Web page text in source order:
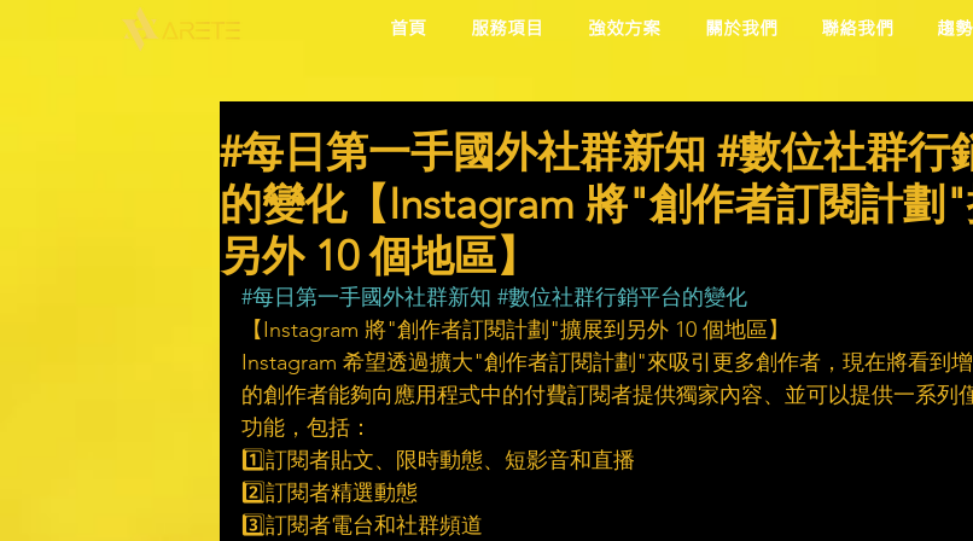
首頁 服務項目 強效方案 關於我們 聯絡我們 趨
#每日第一手國外社群新知 #數位社群行
的變化【Instagram 將"創作者訂閱計劃"
另外 10 個地區】
#每日第一手國外社群新知 #數位社群行銷平台的變化
【Instagram 將"創作者訂閱計劃"擴展到另外 10 個地區】
Instagram 希望透過擴大"創作者訂閱計劃"來吸引更多創作者，現在將看到
的創作者能夠向應用程式中的付費訂閱者提供獨家內容、並可以提供一系列
功能，包括：
1️⃣訂閱者貼文、限時動態、短影音和直播
2️⃣訂閱者精選動態
3️⃣訂閱者電台和社群頻道